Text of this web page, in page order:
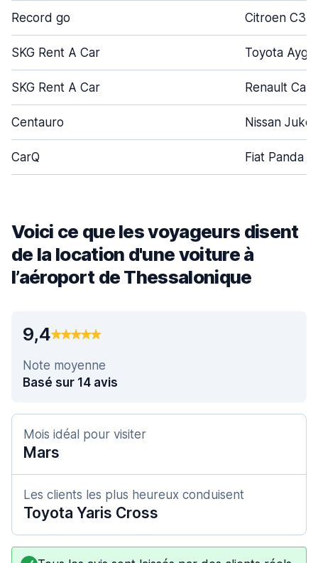
Record go Citroen C3
SKG Rent A Car Toyota Aygo
SKG Rent A Car Renault
Centauro Nissan Juke
CarQ Fiat Panda
Voici ce que les voyageurs disent
de la location d'une voiture à
l’aéroport de Thessalonique
9,4
Note moyenne
Basé sur 14 avis
Mois idéal pour visiter
Mars
Les clients les plus heureux conduisent
Toyota Yaris Cross